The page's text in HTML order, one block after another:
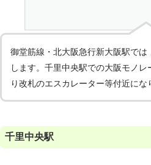
御堂筋線・北大阪急行新大阪駅では
します。千里中央駅での大阪モノ
り改札のエスカレーター等付近にな
千里中央駅